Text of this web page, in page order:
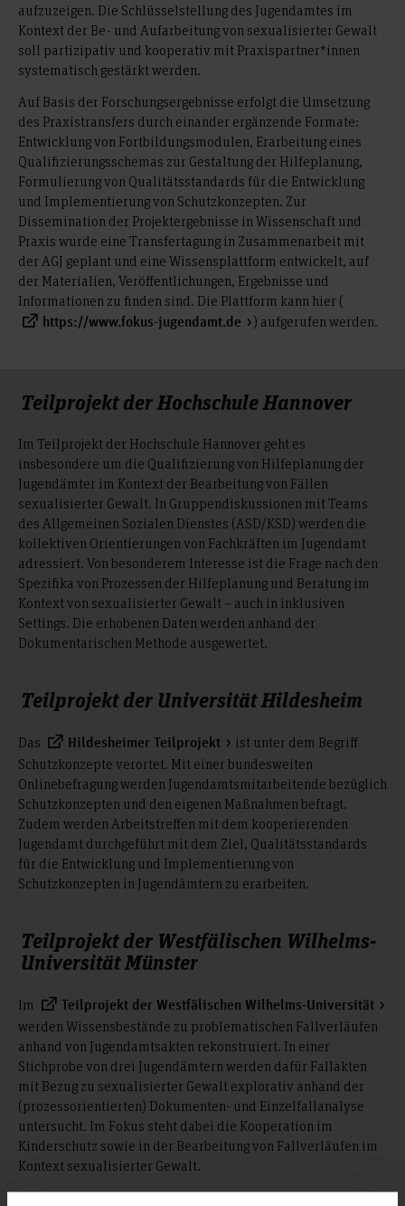
aufzuzeigen. Die Schlüsselstellung des Jugendamtes im
Kontext der Be- und Aufarbeitung von sexualisierter Gewalt
soll partizipativ und kooperativ mit Praxispartner*innen
systematisch gestärkt werden.
Auf Basis der Forschungsergebnisse erfolgt die Umsetzung
des Praxistransfers durch einander ergänzende Formate:
Entwicklung von Fortbildungsmodulen, Erarbeitung eines
Qualifizierungsschemas zur Gestaltung der Hilfeplanung,
Formulierung von Qualitätsstandards für die Entwicklung
und Implementierung von Schutzkonzepten. Zur
Dissemination der Projektergebnisse in Wissenschaft und
Praxis wurde eine Transfertagung in Zusammenarbeit mit
der AGJ geplant und eine Wissensplattform entwickelt, auf
der Materialien, Veröffentlichungen, Ergebnisse und
Informationen zu finden sind. Die Plattform kann hier (
https://www.fokus-jugendamt.de ) aufgerufen werden.
Teilprojekt der Hochschule Hannover
Im Teilprojekt der Hochschule Hannover geht es
insbesondere um die Qualifizierung von Hilfeplanung der
Jugendämter im Kontext der Bearbeitung von Fällen
sexualisierter Gewalt. In Gruppendiskussionen mit Teams
des Allgemeinen Sozialen Dienstes (ASD/KSD) werden die
kollektiven Orientierungen von Fachkräften im Jugendamt
adressiert. Von besonderem Interesse ist die Frage nach den
Spezifika von Prozessen der Hilfeplanung und Beratung im
Kontext von sexualisierter Gewalt – auch in inklusiven
Settings. Die erhobenen Daten werden anhand der
Dokumentarischen Methode ausgewertet.
Teilprojekt der Universität Hildesheim
Das Hildesheimer Teilprojekt
ist unter dem Begriff
Schutzkonzepte verortet. Mit einer bundesweiten
Onlinebefragung werden Jugendamtsmitarbeitende bezüglich
Schutzkonzepten und den eigenen Maßnahmen befragt.
Zudem werden Arbeitstreffen mit dem kooperierenden
Jugendamt durchgeführt mit dem Ziel, Qualitätsstandards
für die Entwicklung und Implementierung von
Schutzkonzepten in Jugendämtern zu erarbeiten.
Teilprojekt der Westfälischen Wilhelms-
Universität Münster
Im Teilprojekt der Westfälischen Wilhelms-Universität
werden Wissensbestände zu problematischen Fallverläufen
anhand von Jugendamtsakten rekonstruiert. In einer
Stichprobe von drei Jugendämtern werden dafür Fallakten
mit Bezug zu sexualisierter Gewalt explorativ anhand der
(prozessorientierten) Dokumenten- und Einzelfallanalyse
untersucht. Im Fokus steht dabei die Kooperation im
Kinderschutz sowie in der Bearbeitung von Fallverläufen im
Kontext sexualisierter Gewalt.